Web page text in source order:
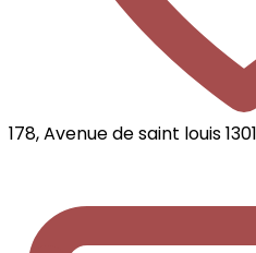
178, Avenue de saint louis